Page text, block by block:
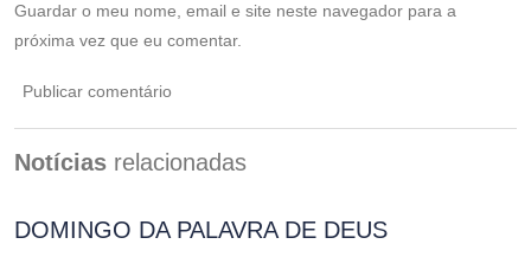
Guardar o meu nome, email e site neste navegador para a
próxima vez que eu comentar.
Notícias relacionadas
DOMINGO DA PALAVRA DE DEUS